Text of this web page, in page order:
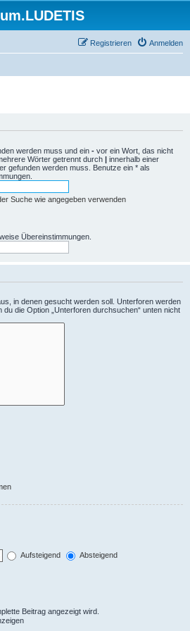
Anmelden
Registrieren
werden muss und ein - vor ein Wort, das nicht
Wörter getrennt durch | innerhalb einer
gefunden werden muss. Benutze ein * als
Suche wie angegeben verwenden
Übereinstimmungen.
in denen gesucht werden soll. Unterforen werden
die Option „Unterforen durchsuchen“ unten nicht
Aufsteigend
Absteigend
Beitrag angezeigt wird.